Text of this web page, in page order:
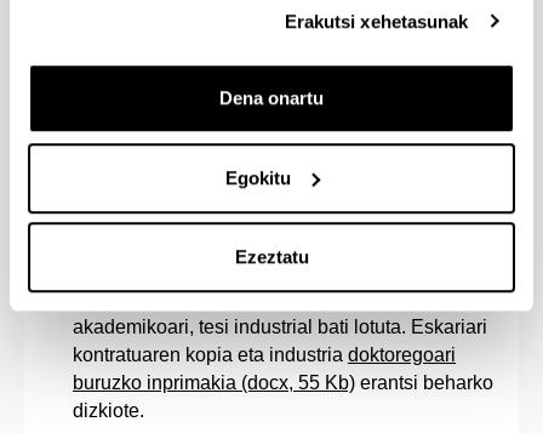
Erakutsi xehetasunak
Dena onartu
Egokitu
Ezeztatu
dokumentuak alde guztien sinadurak izan beharko
(konpromiso dokumentuaz gehiago jakiteko).
Hitzarmena egiteko prozedura,4. hitzarmen eredua
Doktoregaiak eta tesi zuzendariak
lankidetza hitzarmena egiten nahi dutela
adieraziko diote doktorego programako batzorde
akademikoari, tesi industrial bati lotuta. Eskariari
kontratuaren kopia eta industria doktoregoari
buruzko inprimakia (docx, 55 Kb) erantsi beharko
dizkiote.